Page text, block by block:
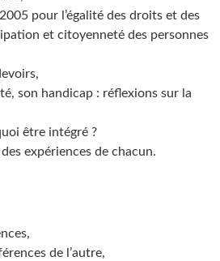
pour l’égalité des droits et des
et citoyenneté des personnes
son handicap : réflexions sur la
être intégré ?
expériences de chacun.
de l’autre,